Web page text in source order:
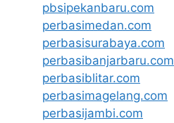
pbsipekanbaru.com
perbasimedan.com
perbasisurabaya.com
perbasibanjarbaru.com
perbasiblitar.com
perbasimagelang.com
perbasijambi.com